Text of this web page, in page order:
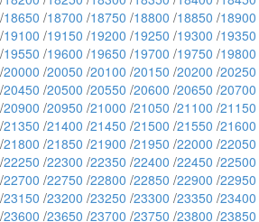
/18650 /18700 /18750 /18800 /18850 /18900
/19100 /19150 /19200 /19250 /19300 /19350
/19550 /19600 /19650 /19700 /19750 /19800
/20000 /20050 /20100 /20150 /20200 /20250
/20450 /20500 /20550 /20600 /20650 /20700
/20900 /20950 /21000 /21050 /21100 /21150
/21350 /21400 /21450 /21500 /21550 /21600
/21800 /21850 /21900 /21950 /22000 /22050
/22250 /22300 /22350 /22400 /22450 /22500
/22700 /22750 /22800 /22850 /22900 /22950
/23150 /23200 /23250 /23300 /23350 /23400
/23600 /23650 /23700 /23750 /23800 /23850